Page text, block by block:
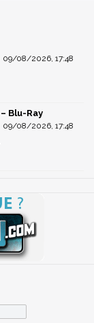
09/08/2026, 17:48
Blu-Ray
09/08/2026, 17:48